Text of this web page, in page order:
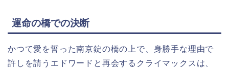
運命の橋での決断
かつて愛を誓った南京錠の橋の上で、身勝手な理由で
許しを請うエドワードと再会するクライマックスは、